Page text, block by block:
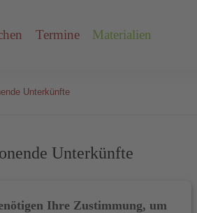
Termine Materialien
Unterkünfte
Unterkünfte
Ihre Zustimmung, um